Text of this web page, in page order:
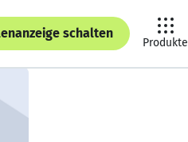
schalten
Produkte